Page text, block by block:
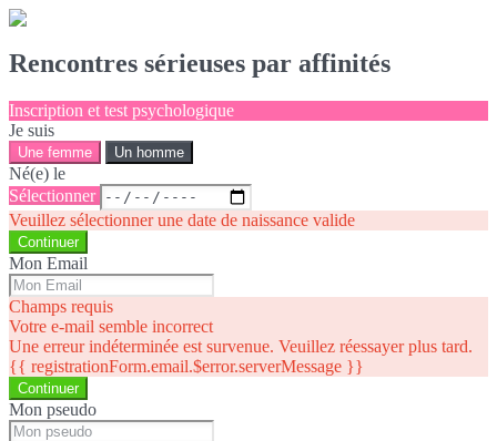
Rencontres sérieuses par affinités
Inscription et test psychologique
Je suis
Une femme Un homme
Né(e) le
Sélectionner
Veuillez sélectionner une date de naissance valide
Continuer
Mon Email
Champs requis
Votre e-mail semble incorrect
Une erreur indéterminée est survenue. Veuillez réessayer plus tard.
{{ registrationForm.email.$error.serverMessage }}
Continuer
Mon pseudo